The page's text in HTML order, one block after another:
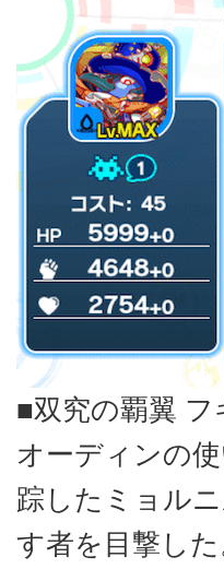
■双究の覇翼
オーディンの
踪したミョル
す者を目撃した